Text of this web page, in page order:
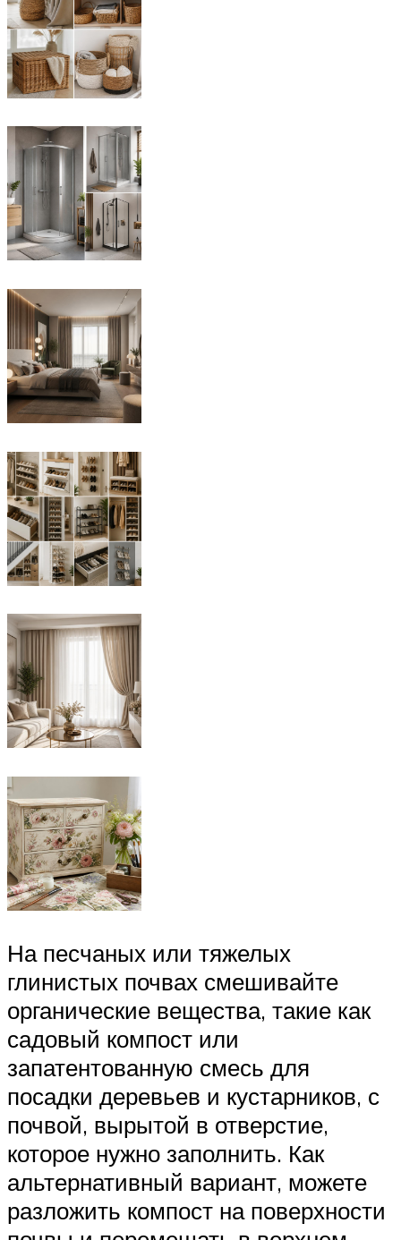
На песчаных или тяжелых
глинистых почвах смешивайте
органические вещества, такие как
садовый компост или
запатентованную смесь для
посадки деревьев и кустарников, с
почвой, вырытой в отверстие,
которое нужно заполнить. Как
альтернативный вариант, можете
разложить компост на поверхности